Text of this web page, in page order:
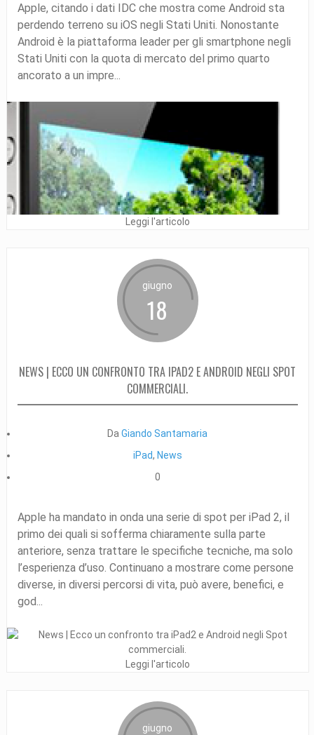
Apple, citando i dati IDC che mostra come Android sta
perdendo terreno su iOS negli Stati Uniti. Nonostante
Android è la piattaforma leader per gli smartphone negli
Stati Uniti con la quota di mercato del primo quarto
ancorato a un impre...
Leggi l'articolo
giugno
18
NEWS | ECCO UN CONFRONTO TRA IPAD2 E ANDROID NEGLI SPOT
COMMERCIALI.
DaGiando Santamaria
iPad, News
0
Apple ha mandato in onda una serie di spot per iPad 2, il
primo dei quali si sofferma chiaramente sulla parte
anteriore, senza trattare le specifiche tecniche, ma solo
l’esperienza d’uso. Continuano a mostrare come persone
diverse, in diversi percorsi di vita, può avere, benefici, e
god...
Leggi l'articolo
giugno